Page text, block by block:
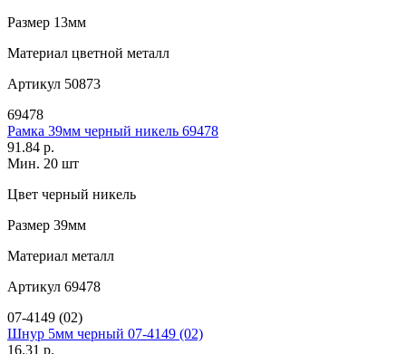
Размер 13мм
Материал цветной металл
Артикул 50873
69478
Рамка 39мм черный никель 69478
91.84 р.
Мин. 20 шт
Цвет черный никель
Размер 39мм
Материал металл
Артикул 69478
07-4149 (02)
Шнур 5мм черный 07-4149 (02)
16.31 р.